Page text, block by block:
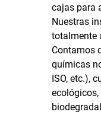
cajas para
Nuestras
totalmente
Contamos
químicas
ISO, etc.),